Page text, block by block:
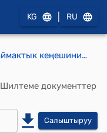
KG RU
Аманбаев айылдык аймактык кеңешинин 2022-жылдын 26-сентябрындагы № 6 "Катчыны алуу боюнча" токтому
Шилтеме документтер
Салыштыруу